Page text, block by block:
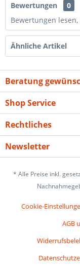
Bewertungen
0
Bewertungen
Ähnliche Artikel
Beratung
Shop Service
Rechtliches
Newsletter
* Alle Preise inkl.
Cookie-
AGB